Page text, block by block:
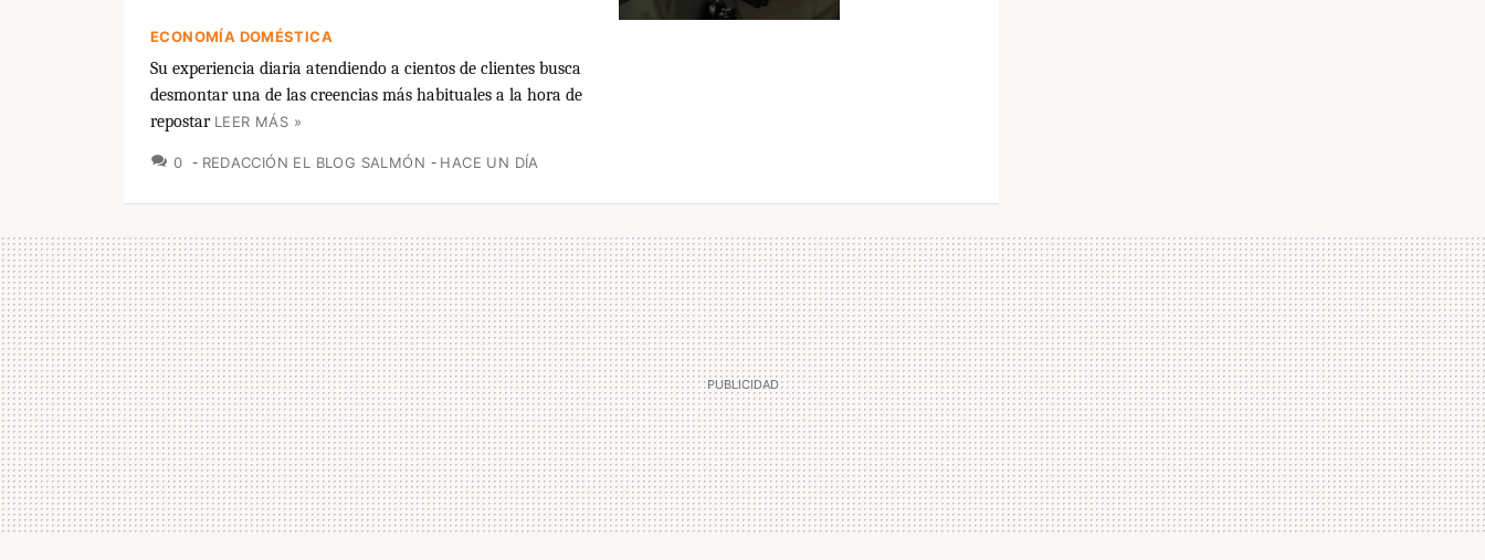
ECONOMÍA DOMÉSTICA
Su experiencia diaria atendiendo a cientos de clientes busca
desmontar una de las creencias más habituales a la hora de
repostar LEER MÁS »
0 COMENTARIOS
REDACCIÓN EL BLOG SALMÓN HACE UN DÍA